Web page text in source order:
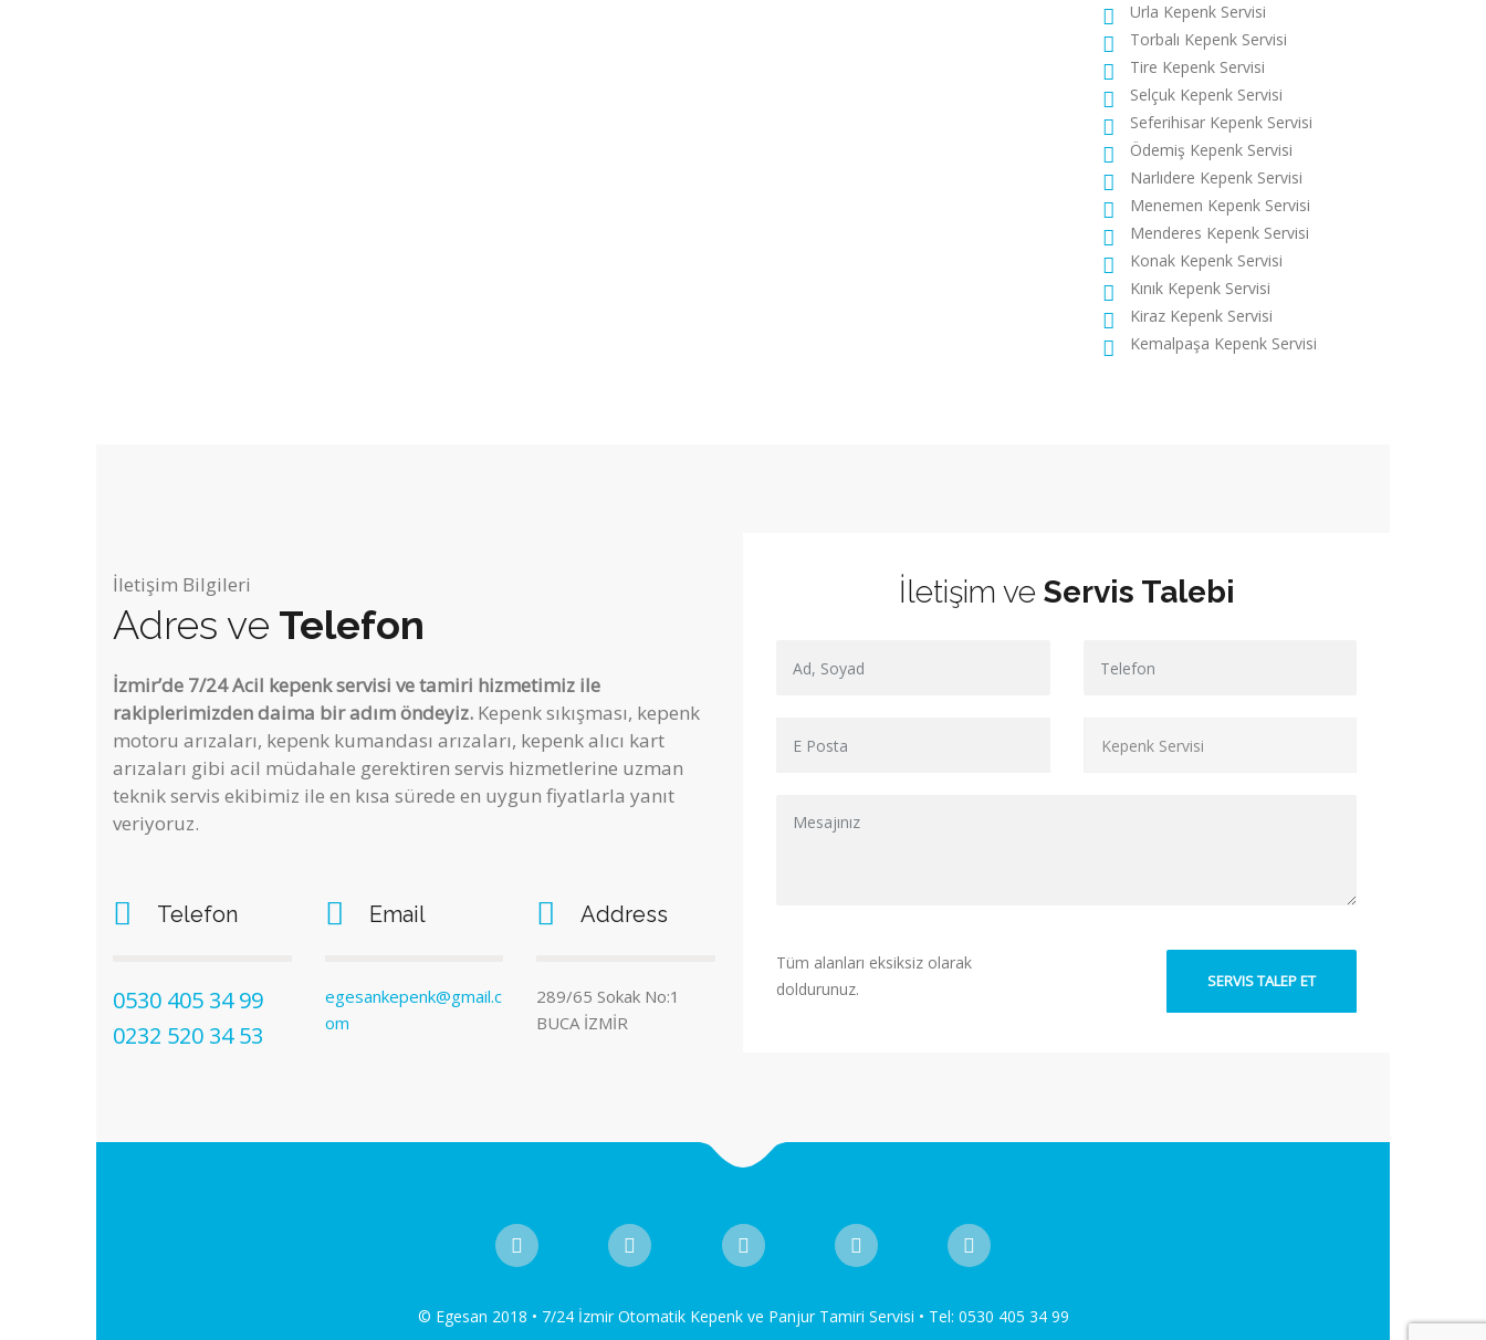
Urla Kepenk Servisi
Torbalı Kepenk Servisi
Tire Kepenk Servisi
Selçuk Kepenk Servisi
Seferihisar Kepenk Servisi
Ödemiş Kepenk Servisi
Narlıdere Kepenk Servisi
Menemen Kepenk Servisi
Menderes Kepenk Servisi
Konak Kepenk Servisi
Kınık Kepenk Servisi
Kiraz Kepenk Servisi
Kemalpaşa Kepenk Servisi
İletişim Bilgileri
Adres ve Telefon
İzmir’de 7/24 Acil kepenk servisi ve tamiri hizmetimiz ile
rakiplerimizden daima bir adım öndeyiz. Kepenk sıkışması, kepenk
motoru arızaları, kepenk kumandası arızaları, kepenk alıcı kart
arızaları gibi acil müdahale gerektiren servis hizmetlerine uzman
teknik servis ekibimiz ile en kısa sürede en uygun fiyatlarla yanıt
veriyoruz.
Telefon
0530 405 34 99
0232 520 34 53
Email
egesankepenk@gmail.c
om
Address
289/65 Sokak No:1
BUCA İZMİR
İletişim ve Servis Talebi
Tüm alanları eksiksiz olarak
doldurunuz.
© Egesan 2018 • 7/24 İzmir Otomatik Kepenk ve Panjur Tamiri Servisi • Tel: 0530 405 34 99